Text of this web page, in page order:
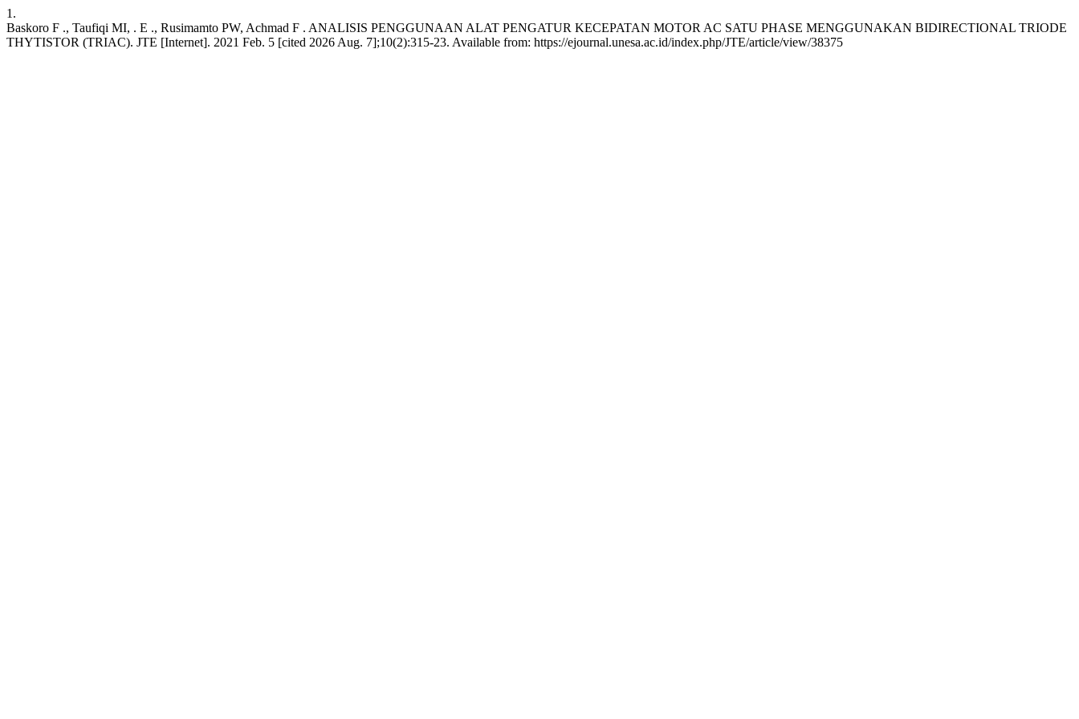
1.
Baskoro F ., Taufiqi MI, . E ., Rusimamto PW, Achmad F . ANALISIS PENGGUNAAN ALAT PENGATUR KECEPATAN MOTOR AC SATU PHASE MENGGUNAKAN BIDIRECTIONAL TRIODE
THYTISTOR (TRIAC). JTE [Internet]. 2021 Feb. 5 [cited 2026 Aug. 7];10(2):315-23. Available from: https://ejournal.unesa.ac.id/index.php/JTE/article/view/38375